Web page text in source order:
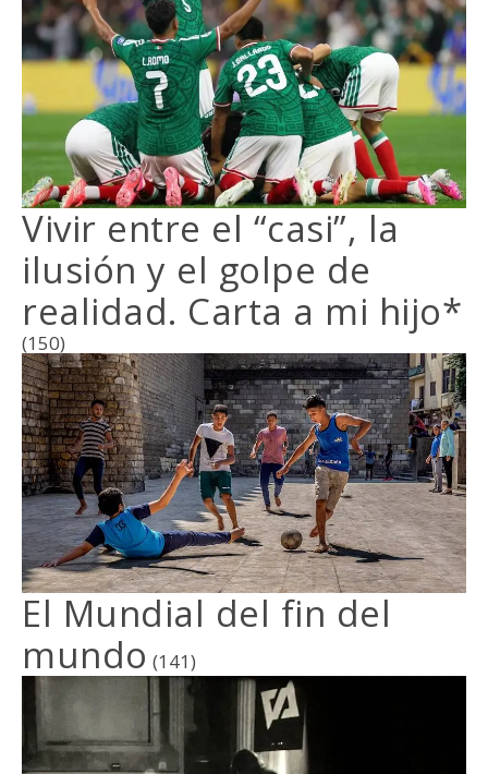
Vivir entre el “casi”, la
ilusión y el golpe de
realidad. Carta a mi hijo*
(150)
El Mundial del fin del
mundo (141)